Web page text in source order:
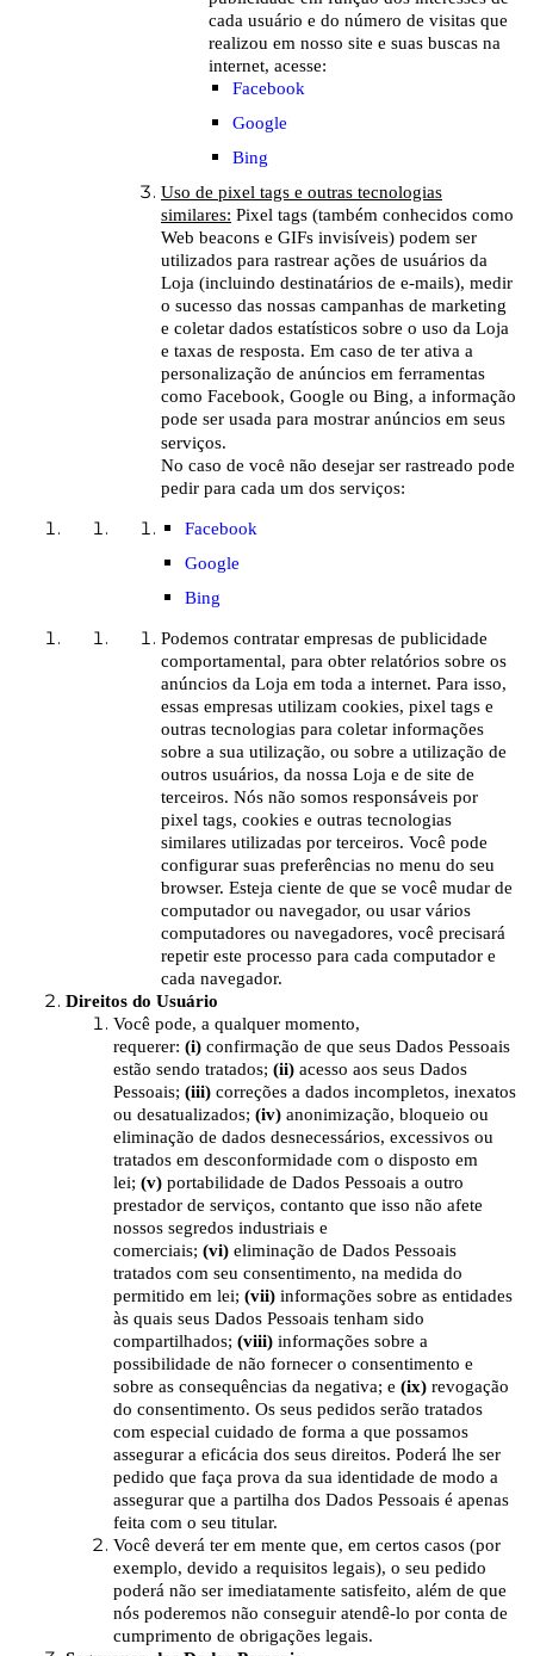
cada usuário e do número de visitas que
realizou em nosso site e suas buscas na
internet, acesse:
Facebook
Google
Bing
Uso de pixel tags e outras tecnologias
similares: Pixel tags (também conhecidos como
Web beacons e GIFs invisíveis) podem ser
utilizados para rastrear ações de usuários da
Loja (incluindo destinatários de e-mails), medir
o sucesso das nossas campanhas de marketing
e coletar dados estatísticos sobre o uso da Loja
e taxas de resposta. Em caso de ter ativa a
personalização de anúncios em ferramentas
como Facebook, Google ou Bing, a informação
pode ser usada para mostrar anúncios em seus
serviços.
No caso de você não desejar ser rastreado pode
pedir para cada um dos serviços:
Facebook
Google
Bing
Podemos contratar empresas de publicidade
comportamental, para obter relatórios sobre os
anúncios da Loja em toda a internet. Para isso,
essas empresas utilizam cookies, pixel tags e
outras tecnologias para coletar informações
sobre a sua utilização, ou sobre a utilização de
outros usuários, da nossa Loja e de site de
terceiros. Nós não somos responsáveis por
pixel tags, cookies e outras tecnologias
similares utilizadas por terceiros. Você pode
configurar suas preferências no menu do seu
browser. Esteja ciente de que se você mudar de
computador ou navegador, ou usar vários
computadores ou navegadores, você precisará
repetir este processo para cada computador e
cada navegador.
Direitos do Usuário
Você pode, a qualquer momento,
requerer: (i) confirmação de que seus Dados Pessoais
estão sendo tratados; (ii) acesso aos seus Dados
Pessoais; (iii) correções a dados incompletos, inexatos
ou desatualizados; (iv) anonimização, bloqueio ou
eliminação de dados desnecessários, excessivos ou
tratados em desconformidade com o disposto em
lei; (v) portabilidade de Dados Pessoais a outro
prestador de serviços, contanto que isso não afete
nossos segredos industriais e
comerciais; (vi) eliminação de Dados Pessoais
tratados com seu consentimento, na medida do
permitido em lei; (vii) informações sobre as entidades
às quais seus Dados Pessoais tenham sido
compartilhados; (viii) informações sobre a
possibilidade de não fornecer o consentimento e
sobre as consequências da negativa; e (ix) revogação
do consentimento. Os seus pedidos serão tratados
com especial cuidado de forma a que possamos
assegurar a eficácia dos seus direitos. Poderá lhe ser
pedido que faça prova da sua identidade de modo a
assegurar que a partilha dos Dados Pessoais é apenas
feita com o seu titular.
Você deverá ter em mente que, em certos casos (por
exemplo, devido a requisitos legais), o seu pedido
poderá não ser imediatamente satisfeito, além de que
nós poderemos não conseguir atendê-lo por conta de
cumprimento de obrigações legais.